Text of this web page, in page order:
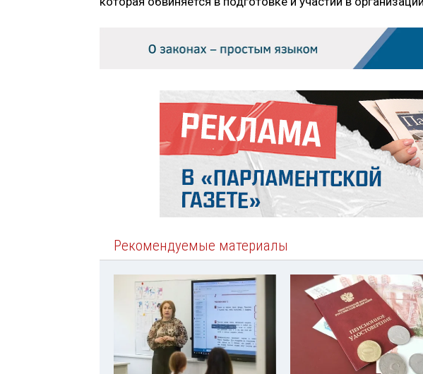
Рекомендуемые материалы